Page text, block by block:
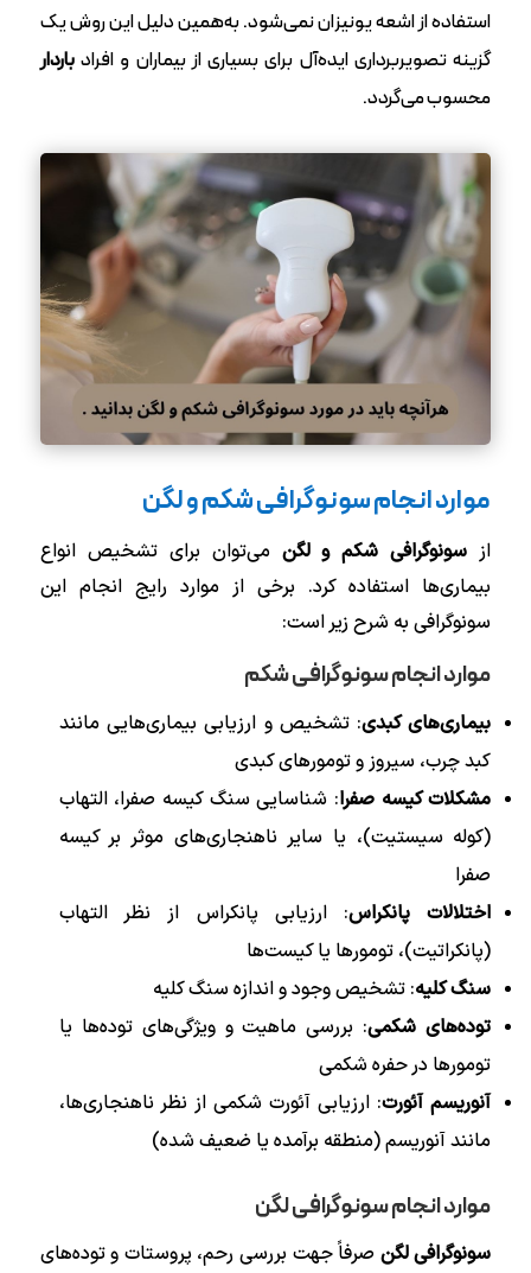
استفاده از اشعه یونیزان نمی‌شود. به‌همین دلیل این روش یک
گزینه تصویربرداری ایده‌آل برای بسیاری از بیماران و افرادباردار
محسوب می‌گردد.
موارد انجام سونوگرافی شکم و لگن
از سونوگرافی شکم و لگن می‌توان برای تشخیص انواع
بیماری‌ها استفاده کرد. برخی از موارد رایج انجام این
سونوگرافی به شرح زیر است:
موارد انجام سونوگرافی شکم
بیماری‌های کبدی: تشخیص و ارزیابی بیماری‌هایی مانند
کبد چرب، سیروز و تومورهای کبدی
مشکلات کیسه صفرا: شناسایی سنگ کیسه صفرا، التهاب
(کوله سیستیت)، یا سایر ناهنجاری‌های موثر بر کیسه
صفرا
اختلالات پانکراس: ارزیابی پانکراس از نظر التهاب
(پانکراتیت)، تومورها یا کیست‌ها
سنگ کلیه: تشخیص وجود و اندازه سنگ کلیه
توده‌های شکمی: بررسی ماهیت و ویژگی‌های توده‌ها یا
تومورها در حفره شکمی
آنوریسم آئورت: ارزیابی آئورت شکمی از نظر ناهنجاری‌ها،
مانند آنوریسم (منطقه برآمده یا ضعیف شده)
موارد انجام سونوگرافی لگن
سونوگرافی لگن صرفاً جهت بررسی رحم، پروستات و توده‌های